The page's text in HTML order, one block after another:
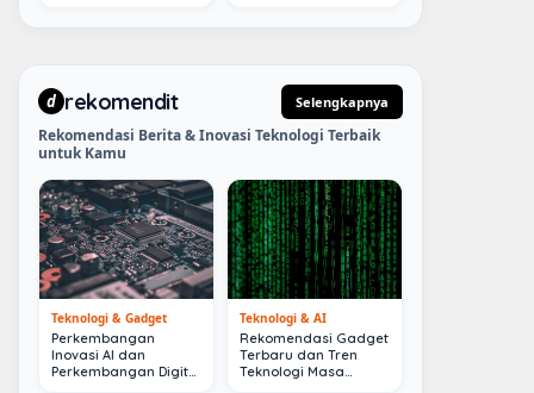
d rekomendit Selengkapnya
Rekomendasi Berita & Inovasi Teknologi Terbaik
untuk Kamu
Teknologi & Gadget
Perkembangan
Inovasi AI dan
Perkembangan Digital
Teknologi & AI
Rekomendasi Gadget
Terbaru dan Tren
Teknologi Masa